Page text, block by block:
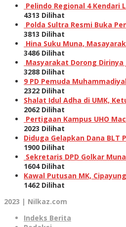
Pelindo Regional 4 Kendari
4313 Dilihat
Polda Sultra Resmi Buka
3813 Dilihat
Hina Suku Muna,
3486 Dilihat
Masyarakat Dorong
3288 Dilihat
9 PD Pemuda
2322 Dilihat
Shalat Idul Adha di UMK,
2062 Dilihat
Pertigaan Kampus UHO
2023 Dilihat
Diduga Gelapkan Dana BLT
1900 Dilihat
Sekretaris DPD Golkar
1604 Dilihat
Kawal Putusan MK,
1462 Dilihat
2023 | Nilkaz.com
Indeks Berita